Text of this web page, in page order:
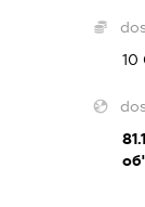
10